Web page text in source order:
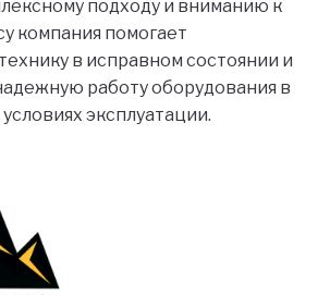
подходу и вниманию к
компания помогает
в исправном состоянии и
работу оборудования в
эксплуатации.